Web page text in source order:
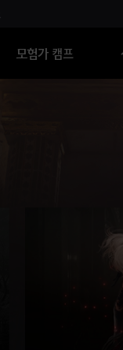
모험가 캠프